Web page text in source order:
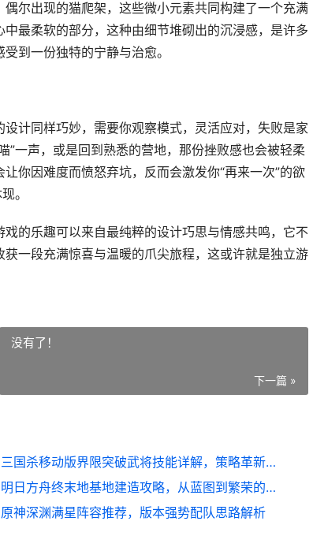
尔出现的猫爬架，这些微小元素共同构建了一个充满
最柔软的部分，这种由细节堆砌出的沉浸感，是许多
到一份独特的宁静与治愈。
计同样巧妙，需要你观察模式，灵活应对，失败是家
”一声，或是回到熟悉的营地，那份挫败感也会被轻柔
你因难度而愤怒弃坑，反而会激发你“再来一次”的欲
。
的乐趣可以来自最纯粹的设计巧思与情感共鸣，它不
一段充满惊喜与温暖的爪尖旅程，这或许就是独立游
没有了！
下一篇 »
三国杀移动版界限突破武将技能详解，策略革新与实战博弈
明日方舟终末地基地建造攻略，从蓝图到繁荣的生存之道
原神深渊满星阵容推荐，版本强势配队思路解析